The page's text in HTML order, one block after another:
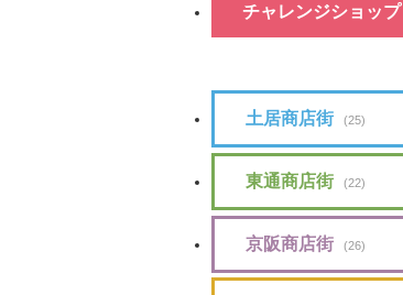
チャレンジショップ
土居商店街 (25)
東通商店街 (22)
京阪商店街 (26)